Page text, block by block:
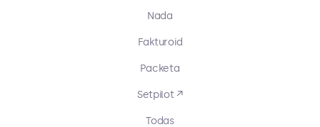
Nada
Fakturoid
Packeta
Setpilot ↗
Todas